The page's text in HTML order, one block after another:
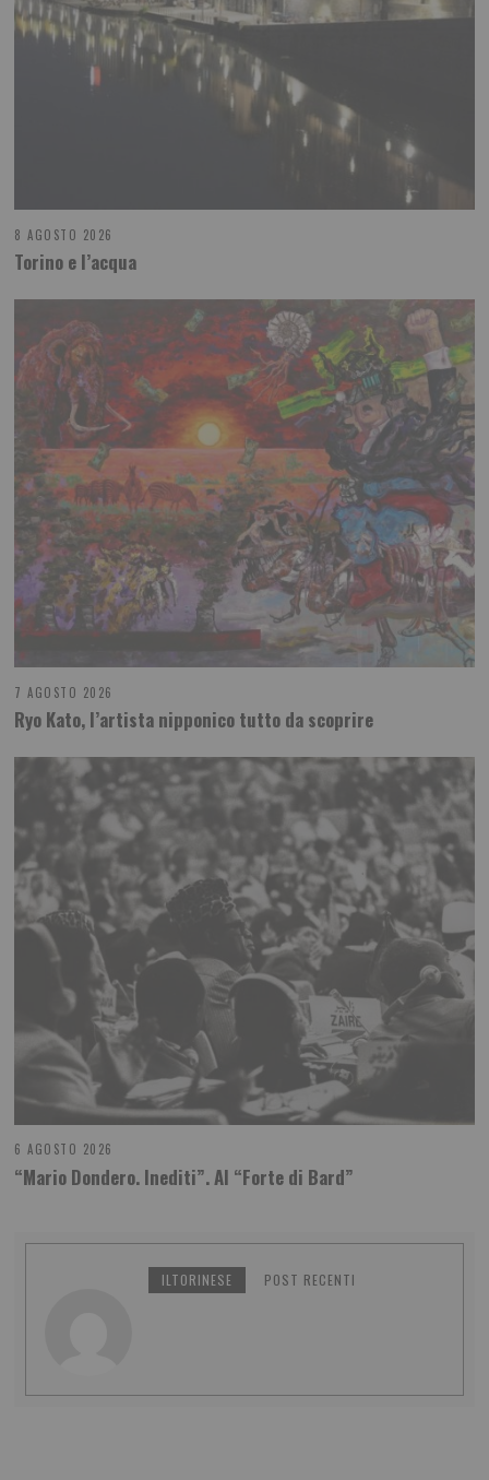
8 AGOSTO 2026
Torino e l’acqua
7 AGOSTO 2026
Ryo Kato, l’artista nipponico tutto da scoprire
6 AGOSTO 2026
“Mario Dondero. Inediti”. Al “Forte di Bard”
ILTORINESE POST RECENTI